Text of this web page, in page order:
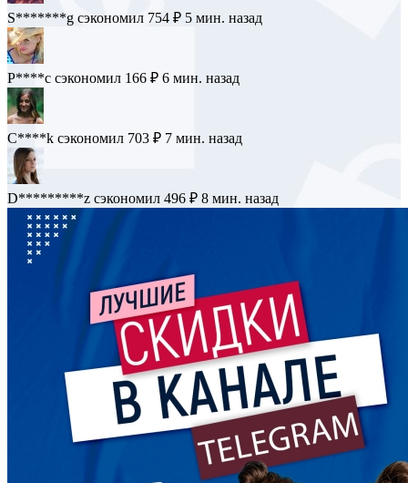
S*******g сэкономил 754 ₽ 5 мин. назад
P****c сэкономил 166 ₽ 6 мин. назад
C****k сэкономил 703 ₽ 7 мин. назад
D*********z сэкономил 496 ₽ 8 мин. назад